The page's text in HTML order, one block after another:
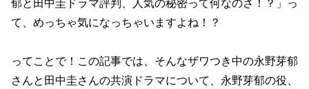
郁と田中圭ドラマ評判、人気の秘密って何なのさ！？」っ
て、めっちゃ気になっちゃいますよね！？
ってことで！この記事では、そんなザワつき中の永野芽郁
さんと田中圭さんの共演ドラマについて、永野芽郁の役、